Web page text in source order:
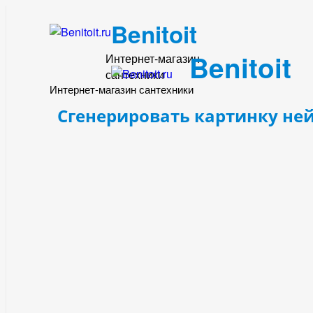
Benitoit
Интернет-магазин
сантехники
Benitoit
Интернет-магазин сантехники
Сгенерировать картинку